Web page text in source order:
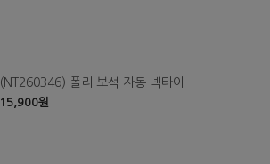
(NT260346) 폴리 보석 자동 넥타이
15,900원